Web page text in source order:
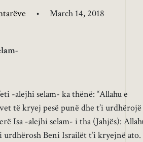
• March 14, 2018
-alejhi selam- ka thënë: “Allahu e
të kryej pesë punë dhe t’i urdhërojë
Isa -alejhi selam- i tha (Jahjës):
urdhërosh Beni Israilët t’i kryejnë ato.